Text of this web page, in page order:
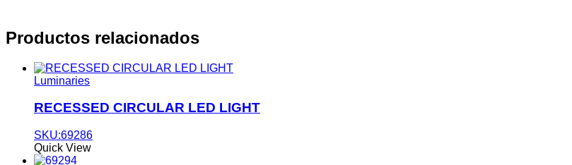
Productos relacionados
Luminaries
RECESSED CIRCULAR LED LIGHT
SKU:69286
Quick View